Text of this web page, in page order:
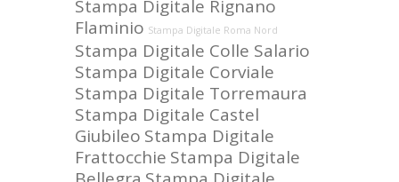
Stampa Digitale Rignano
Flaminio Stampa Digitale Roma Nord
Stampa Digitale Colle Salario
Stampa Digitale Corviale
Stampa Digitale Torremaura
Stampa Digitale Castel
Giubileo Stampa Digitale
Frattocchie Stampa Digitale